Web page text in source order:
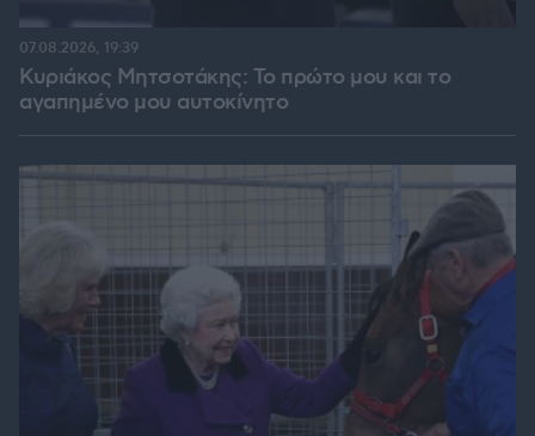
Κυριάκος Μητσοτάκης: Το πρώτο μου και το
αγαπημένο μου αυτοκίνητο
07.08.2026, 19:39